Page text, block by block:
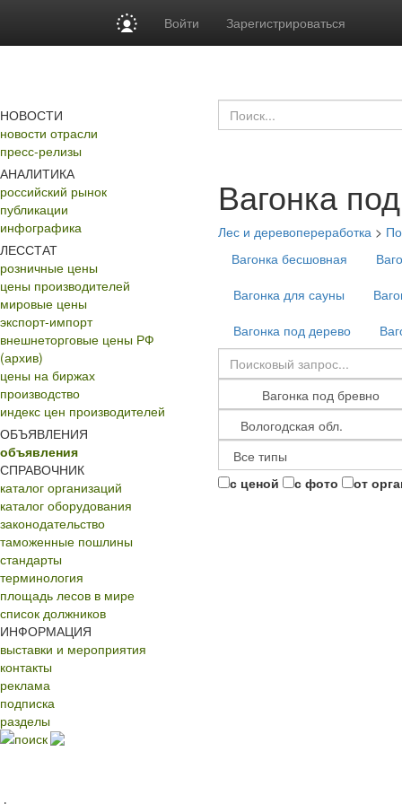
Войти Зарегистрироваться
НОВОСТИ
новости отрасли
пресс-релизы
АНАЛИТИКА
российский рынок
публикации
инфографика
ЛЕССТАТ
розничные цены
цены производителей
мировые цены
экспорт-импорт
внешнеторговые цены РФ
(архив)
цены на биржах
производство
индекс цен производителей
ОБЪЯВЛЕНИЯ
объявления
СПРАВОЧНИК
каталог организаций
каталог оборудования
законодательство
таможенные пошлины
стандарты
терминология
площадь лесов в мире
список должников
ИНФОРМАЦИЯ
выставки и мероприятия
контакты
реклама
подписка
разделы
поиск
Вагонка
Лес и деревопереработка >
Вагонка бесшовная
Вагонка для сауны
Вагонка под дерево
с ценой с фото от